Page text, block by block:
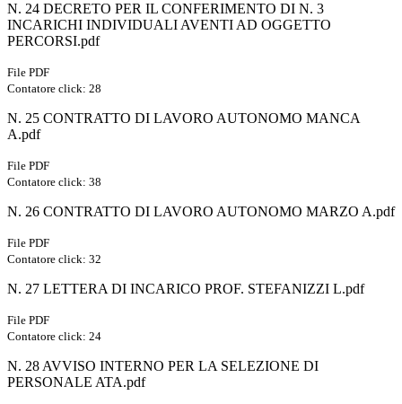
N. 24 DECRETO PER IL CONFERIMENTO DI N. 3
INCARICHI INDIVIDUALI AVENTI AD OGGETTO
PERCORSI.pdf
File PDF
Contatore click: 28
N. 25 CONTRATTO DI LAVORO AUTONOMO MANCA
A.pdf
File PDF
Contatore click: 38
N. 26 CONTRATTO DI LAVORO AUTONOMO MARZO A.pdf
File PDF
Contatore click: 32
N. 27 LETTERA DI INCARICO PROF. STEFANIZZI L.pdf
File PDF
Contatore click: 24
N. 28 AVVISO INTERNO PER LA SELEZIONE DI
PERSONALE ATA.pdf